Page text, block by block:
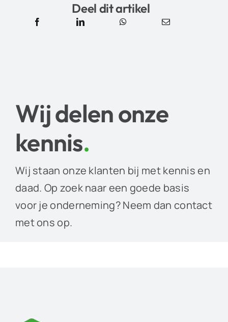
Deel dit artikel
Wij delen onze
kennis.
Wij staan onze klanten bij met kennis en
daad. Op zoek naar een goede basis
voor je onderneming? Neem dan contact
met ons op.